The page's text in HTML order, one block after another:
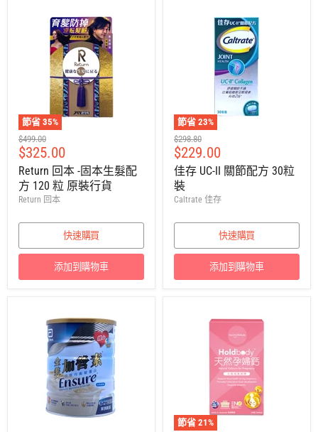
節省 35%
建
議
零
售
價
$499.00
售
價
$325.00
Return 回本 -固本生髮配
方 120 粒 原裝行貨
Return 回本
快速購買
添加到購物車
節省 23%
建
議
零
售
價
$298.80
售
價
$229.00
佳存 UC-II 關節配方 30粒
裝
Caltrate 佳存
快速購買
添加到購物車
節省 21%